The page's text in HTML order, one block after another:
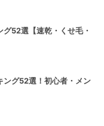
グ52選【速乾・くせ毛・
ング52選！初心者・メン